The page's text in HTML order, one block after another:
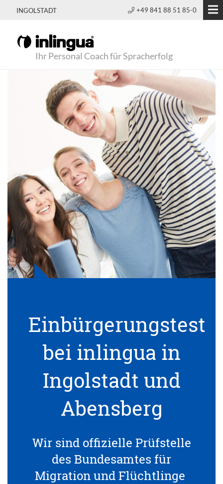
INGOLSTADT +49 841 88 51 85-0
Ihr Personal Coach für Spracherfolg
Einbürgerungstest
bei inlingua in
Ingolstadt und
Abensberg
Wir sind offizielle Prüfstelle
des Bundesamtes für
Migration und Flüchtlinge